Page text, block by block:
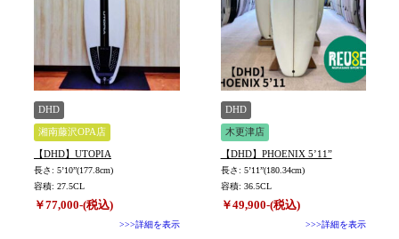
在庫店舗
TYPEDHD
湘南藤沢OPA店
【DHD】UTOPIA
長さ: 5’10”(177.8cm)
容積: 27.5CL
￥77,000-(税込)
>>>詳細を表示
DHD
木更津店
【DHD】PHOENIX 5’11”
長さ: 5’11”(180.34cm)
容積: 36.5CL
￥49,900-(税込)
>>>詳細を表示